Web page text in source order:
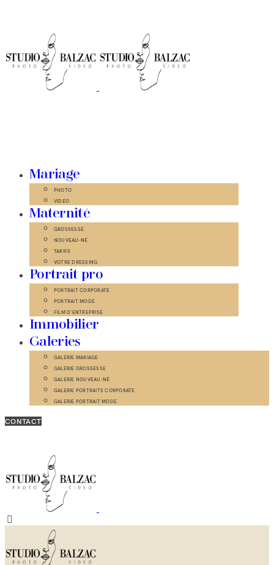
Mariage
PHOTO
VIDÉO
Maternité
GROSSESSE
NOUVEAU-NÉ
TARIFS
VOTRE DRESSING
Portrait pro
PORTRAIT CORPORATE
PORTRAIT MODE
FILM D’ENTREPRISE
Immobilier
Galeries
GALERIE MARIAGE
GALERIE GROSSESSE
GALERIE NOUVEAU-NÉ
GALERIE PORTRAITS CORPORATE
GALERIE PORTRAIT MODE
CONTACT